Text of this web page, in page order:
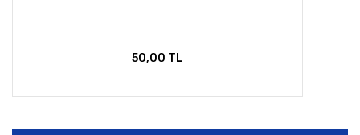
50,00 TL